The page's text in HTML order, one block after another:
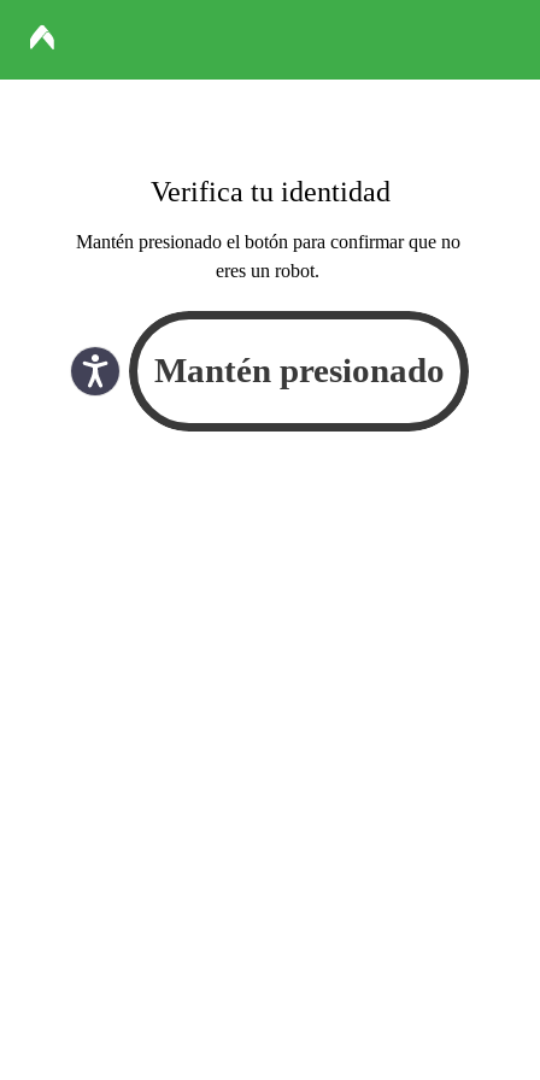
Verifica tu identidad
Mantén presionado el botón para confirmar que no
eres un robot.